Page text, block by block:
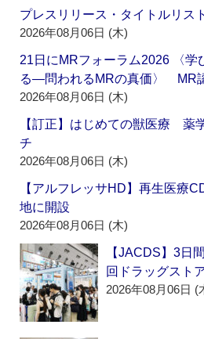
プレスリリース・タイトルリ
2026年08月06日 (木)
21日にMRフォーラム2026 〈学
る―問われるMRの真価〉 MR
2026年08月06日 (木)
【訂正】はじめての獣医療 薬
チ
2026年08月06日 (木)
【アルフレッサHD】再生医療
地に開設
2026年08月06日 (木)
【JACDS】3日
回ドラッグスト
2026年08月06日 (